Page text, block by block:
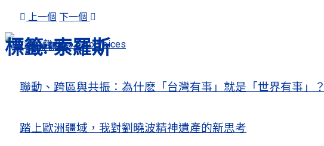
上一個 下一個
人權觀察
聯動、跨區與共振：為什麽「台灣有事」就是「世界有事」
踏上歐洲疆域，我對劉曉波精神遺產的新思考
關注熱點
標籤:索羅斯